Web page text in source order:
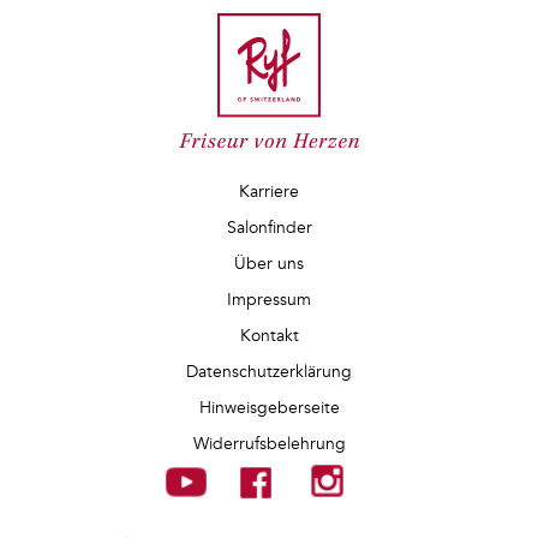
Karriere
Salonfinder
Über uns
Impressum
Kontakt
Datenschutzerklärung
Hinweisgeberseite
Widerrufsbelehrung